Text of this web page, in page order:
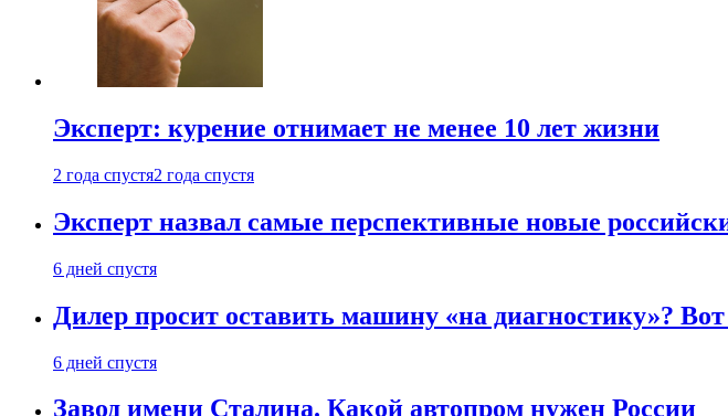
Эксперт: курение отнимает не менее 10 лет жизни
2 года спустя2 года спустя
Эксперт назвал самые перспективные новые
6 дней спустя
Дилер просит оставить машину «на диагностику»?
6 дней спустя
Завод имени Сталина. Какой автопром нужен России